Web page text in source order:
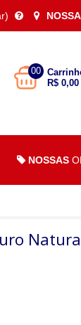
00
R$ 0,00
NOSSAS